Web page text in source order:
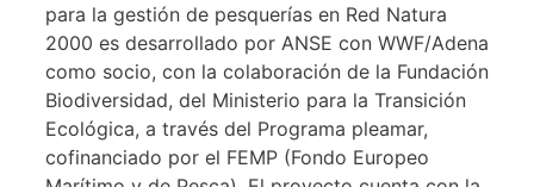
para la gestión de pesquerías en Red Natura
2000 es desarrollado por ANSE con WWF/Adena
como socio, con la colaboración de la Fundación
Biodiversidad, del Ministerio para la Transición
Ecológica, a través del Programa pleamar,
cofinanciado por el FEMP (Fondo Europeo